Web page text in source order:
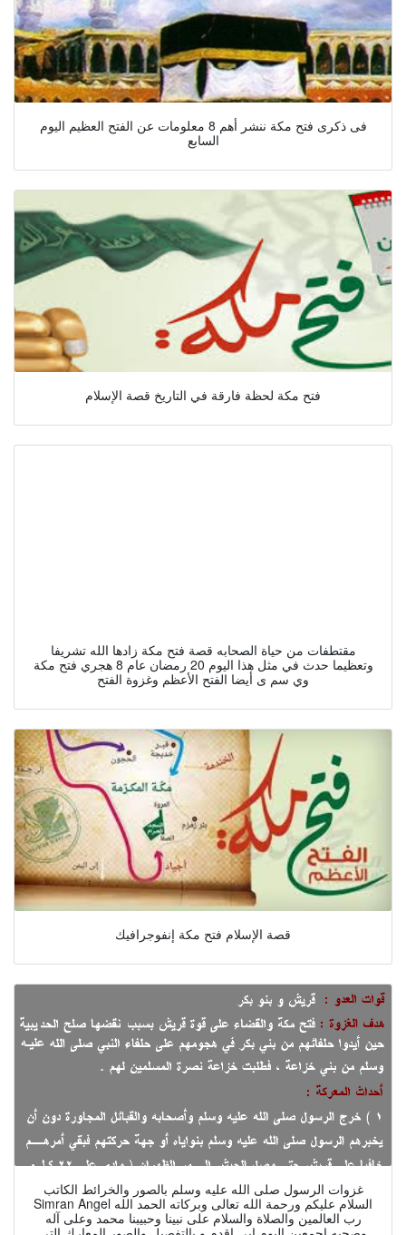
فى ذكرى فتح مكة ننشر أهم 8 معلومات عن الفتح العظيم اليوم
السابع
فتح مكة لحظة فارقة في التاريخ قصة الإسلام
مقتطفات من حياة الصحابه قصة فتح مكة زادها الله تشريفا
وتعظيما حدث في مثل هذا اليوم 20 رمضان عام 8 هجري فتح مكة
وي سم ى أيضا الفتح الأعظم وغزوة الفتح
قصة الإسلام فتح مكة إنفوجرافيك
غزوات الرسول صلى الله عليه وسلم بالصور والخرائط الكاتب
Simran Angel السلام عليكم ورحمة الله تعالى وبركاته الحمد الله
رب العالمين والصلاة والسلام على نبينا وحبيبنا محمد وعلى آله